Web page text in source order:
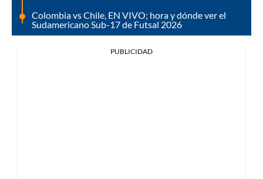
Colombia vs Chile, EN VIVO; hora y dónde ver el
Sudamericano Sub-17 de Futsal 2026
PUBLICIDAD